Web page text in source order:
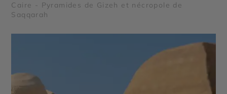
Caire - Pyramides de Gizeh et nécropole de
Saqqarah